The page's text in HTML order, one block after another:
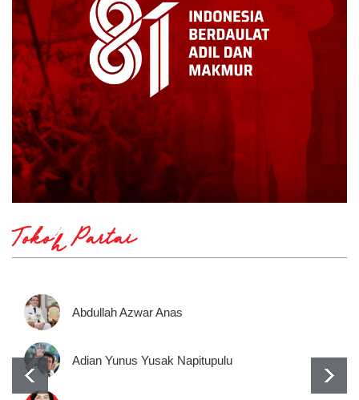
Tokoh Partai
Abdullah Azwar Anas
Adian Yunus Yusak Napitupulu